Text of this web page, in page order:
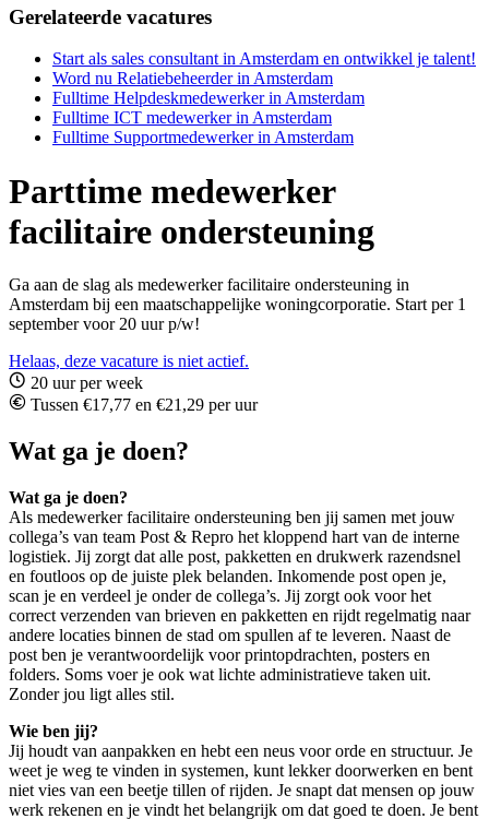
Gerelateerde vacatures
Start als sales consultant in Amsterdam en ontwikkel je talent!
Word nu Relatiebeheerder in Amsterdam
Fulltime Helpdeskmedewerker in Amsterdam
Fulltime ICT medewerker in Amsterdam
Fulltime Supportmedewerker in Amsterdam
Parttime medewerker
facilitaire ondersteuning
Ga aan de slag als medewerker facilitaire ondersteuning in
Amsterdam bij een maatschappelijke woningcorporatie. Start per 1
september voor 20 uur p/w!
Helaas, deze vacature is niet actief.
20 uur per week
Tussen €17,77 en €21,29 per uur
Wat ga je doen?
Wat ga je doen?
Als medewerker facilitaire ondersteuning ben jij samen met jouw
collega’s van team Post & Repro het kloppend hart van de interne
logistiek. Jij zorgt dat alle post, pakketten en drukwerk razendsnel
en foutloos op de juiste plek belanden. Inkomende post open je,
scan je en verdeel je onder de collega’s. Jij zorgt ook voor het
correct verzenden van brieven en pakketten en rijdt regelmatig naar
andere locaties binnen de stad om spullen af te leveren. Naast de
post ben je verantwoordelijk voor printopdrachten, posters en
folders. Soms voer je ook wat lichte administratieve taken uit.
Zonder jou ligt alles stil.
Wie ben jij?
Jij houdt van aanpakken en hebt een neus voor orde en structuur. Je
weet je weg te vinden in systemen, kunt lekker doorwerken en bent
niet vies van een beetje tillen of rijden. Je snapt dat mensen op jouw
werk rekenen en je vindt het belangrijk om dat goed te doen. Je bent